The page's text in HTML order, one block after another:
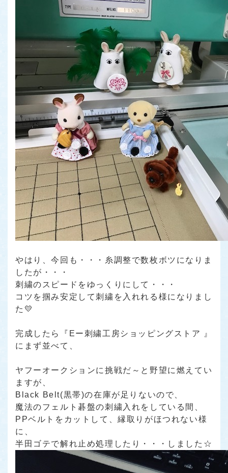
やはり、今回も・・・糸調整で数枚ボツになりま
したが・・・
刺繍のスピードをゆっくりにして・・・
コツを掴み安定して刺繍を入れれる様になりまし
た💛
完成したら
『Eー刺繍工房ショッピングストア 』
にまず並べて、
ヤフーオークションに挑戦だ～と野望に燃えてい
ますが、
Black Belt(黒帯)の在庫が足りないので、
魔法のフェルト碁盤の刺繍入れをしている間、
PPベルトをカットして、縁取りがほつれない様
に、
半田ゴテで解れ止め処理したり・・・しました☆